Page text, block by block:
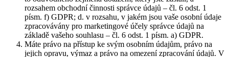
rozsahem obchodní činnosti správce údajů – čl. 6 odst. 1
písm. f) GDPR; d. v rozsahu, v jakém jsou vaše osobní údaje
zpracovávány pro marketingové účely správce údajů na
základě vašeho souhlasu – čl. 6 odst. 1 písm. a) GDPR.
Máte právo na přístup ke svým osobním údajům, právo na
jejich opravu, výmaz a právo na omezení zpracování údajů. V